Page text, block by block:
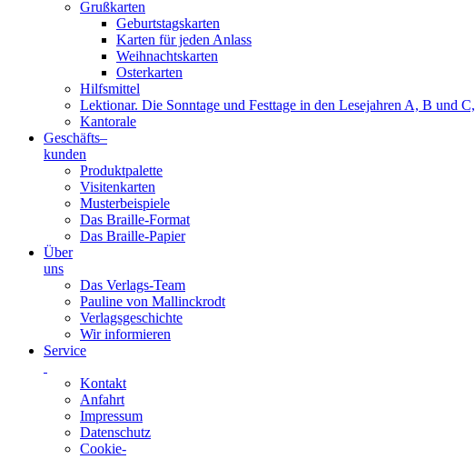
Grußkarten
Geburtstagskarten
Karten für jeden Anlass
Weihnachtskarten
Osterkarten
Hilfsmittel
Lektionar. Die Sonntage und Festtage in den Lesejahren A, B und
Kantorale
Geschäfts­–
kunden
Produktpalette
Visitenkarten
Musterbeispiele
Das Braille-Format
Das Braille-Papier
Über
uns
Das Verlags-Team
Pauline von Mallinckrodt
Verlagsgeschichte
Wir informieren
Service
Kontakt
Anfahrt
Impressum
Datenschutz
Cookie-